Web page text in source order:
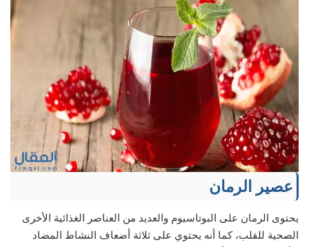
عصير الرمان
يحتوى الرمان على البوتاسيوم والعديد من العناصر الغذائية الأخرى
الصحية للقلب، كما أنه يحتوي على ثلاثة أضعاف النشاط المضاد